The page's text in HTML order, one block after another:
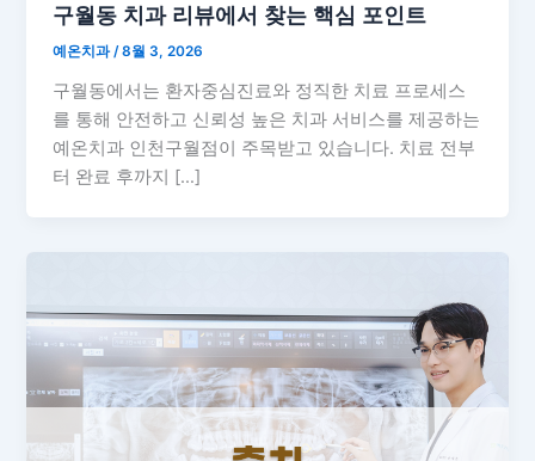
구월동 치과 리뷰에서 찾는 핵심 포인트
예온치과/8월 3, 2026
구월동에서는 환자중심진료와 정직한 치료 프로세스
를 통해 안전하고 신뢰성 높은 치과 서비스를 제공하는
예온치과 인천구월점이 주목받고 있습니다. 치료 전부
터 완료 후까지 […]